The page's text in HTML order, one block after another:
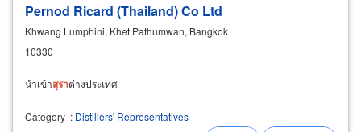
Pernod Ricard (Thailand) Co Ltd
Khwang Lumphini, Khet Pathumwan, Bangkok
10330
นำเข้าสุราต่างประเทศ
Category : Distillers' Representatives